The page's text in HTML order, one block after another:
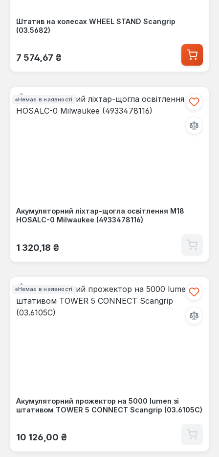
Штатив на колесах WHEEL STAND Scangrip
(03.5682)
Звичайна ціна:
7 574,67 ₴
Немає в наявності
Акумуляторний ліхтар-щогла освітлення M18
HOSALC-0 Milwaukee (4933478116)
Звичайна ціна:
1 320,18 ₴
Немає в наявності
Акумуляторний прожектор на 5000 lumen зі
штативом TOWER 5 CONNECT Scangrip (03.6105C)
Звичайна ціна:
10 126,00 ₴